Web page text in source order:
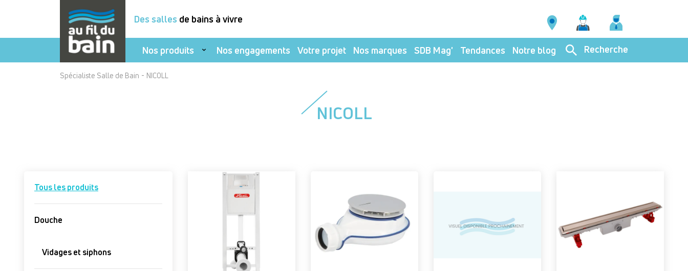
Des salles de bains à vivre
Nos produits Nos engagements Votre projet Nos marques SDB Mag' Tendances Notre blog Recherche
Spécialiste Salle de Bain - NICOLL
NICOLL
Tous les produits
Douche
Vidages et siphons